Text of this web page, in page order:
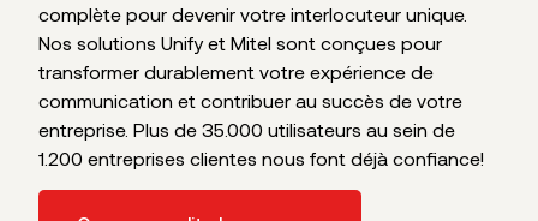
complète pour devenir votre interlocuteur unique.
Nos solutions Unify et Mitel sont conçues pour
transformer durablement votre expérience de
communication et contribuer au succès de votre
entreprise. Plus de 35.000 utilisateurs au sein de
1.200 entreprises clientes nous font déjà confiance!